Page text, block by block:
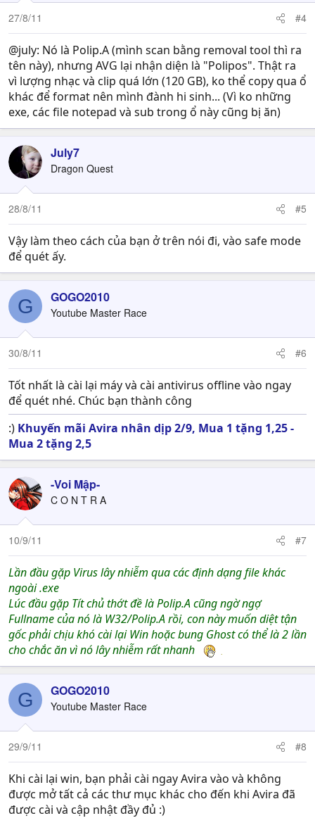
27/8/11 #4
@july: Nó là Polip.A (mình scan bằng removal tool thì ra
tên này), nhưng AVG lại nhận diện là "Polipos". Thật ra
vì lượng nhạc và clip quá lớn (120 GB), ko thể copy qua ổ
khác để format nên mình đành hi sinh... (Vì ko những
exe, các file notepad và sub trong ổ này cũng bị ăn)
July7
Dragon Quest
28/8/11 #5
Vậy làm theo cách của bạn ở trên nói đi, vào safe mode
để quét ấy.
G GOGO2010
Youtube Master Race
30/8/11 #6
Tốt nhất là cài lại máy và cài antivirus offline vào ngay
để quét nhé. Chúc bạn thành công
:) Khuyến mãi Avira nhân dịp 2/9, Mua 1 tặng 1,25 -
Mua 2 tặng 2,5
-Voi Mập-
C O N T R A
10/9/11 #7
Lần đầu gặp Virus lây nhiễm qua các định dạng file khác
ngoài .exe
Lúc đầu gặp Tít chủ thớt đề là Polip.A cũng ngờ ngợ
Fullname của nó là W32/Polip.A rồi, con này muốn diệt tận
gốc phải chịu khó cài lại Win hoặc bung Ghost có thể là 2 lần
cho chắc ăn vì nó lây nhiễm rất nhanh
G GOGO2010
Youtube Master Race
29/9/11 #8
Khi cài lại win, bạn phải cài ngay Avira vào và không
được mở tất cả các thư mục khác cho đến khi Avira đã
được cài và cập nhật đầy đủ :)